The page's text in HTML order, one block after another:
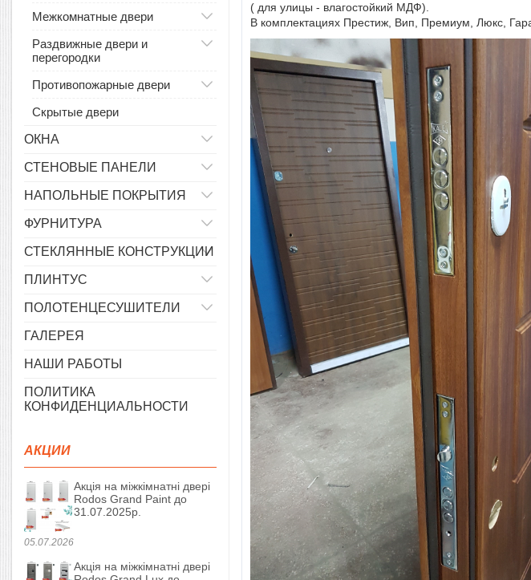
Межкомнатные двери
Раздвижные двери и
перегородки
Противопожарные двери
Скрытые двери
ОКНА
СТЕНОВЫЕ ПАНЕЛИ
НАПОЛЬНЫЕ ПОКРЫТИЯ
ФУРНИТУРА
СТЕКЛЯННЫЕ КОНСТРУКЦИИ
ПЛИНТУС
ПОЛОТЕНЦЕСУШИТЕЛИ
ГАЛЕРЕЯ
НАШИ РАБОТЫ
ПОЛИТИКА
КОНФИДЕНЦИАЛЬНОСТИ
АКЦИИ
05.07.2026
Акція на міжкімнатні двері
Rodos Grand Paint до
31.07.2025р.
Акція на міжкімнатні двері
( для улицы - влагостойкий МДФ).
В комплектациях Престиж, Вип, Премиум, Люкс,